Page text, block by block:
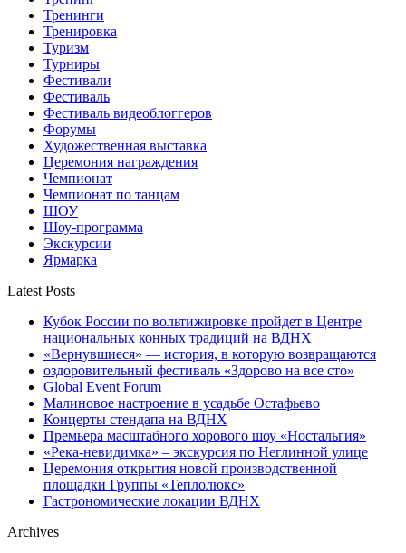
Тренинги
Тренировка
Туризм
Турниры
Фестивали
Фестиваль
Фестиваль видеоблоггеров
Форумы
Художественная выставка
Церемония награждения
Чемпионат
Чемпионат по танцам
ШОУ
Шоу-программа
Экскурсии
Ярмарка
Latest Posts
Кубок России по вольтижировке пройдет в Центре
национальных конных традиций на ВДНХ
«Вернувшиеся» — история, в которую возвращаются
оздоровительный фестиваль «Здорово на все сто»
Global Event Forum
Малиновое настроение в усадьбе Остафьево
Концерты стендапа на ВДНХ
Премьера масштабного хорового шоу «Ностальгия»
«Река-невидимка» – экскурсия по Неглинной улице
Церемония открытия новой производственной
площадки Группы «Теплолюкс»
Гастрономические локации ВДНХ
Archives